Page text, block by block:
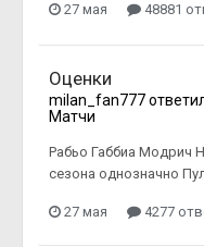
27 мая 48881
Оценки
milan_fan777
Матчи
Рабьо Габбиа Модрич
сезона однозначно
27 мая 4277